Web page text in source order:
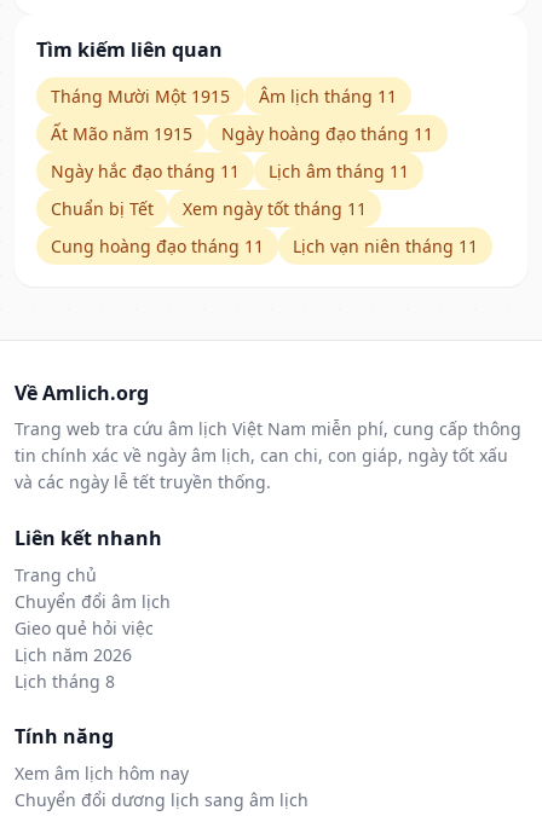
Tìm kiếm liên quan
Tháng Mười Một 1915
Âm lịch tháng 11
Ất Mão năm 1915
Ngày hoàng đạo tháng 11
Ngày hắc đạo tháng 11
Lịch âm tháng 11
Chuẩn bị Tết
Xem ngày tốt tháng 11
Cung hoàng đạo tháng 11
Lịch vạn niên tháng 11
Về Amlich.org
Trang web tra cứu âm lịch Việt Nam miễn phí, cung cấp thông
tin chính xác về ngày âm lịch, can chi, con giáp, ngày tốt xấu
và các ngày lễ tết truyền thống.
Liên kết nhanh
Trang chủ
Chuyển đổi âm lịch
Gieo quẻ hỏi việc
Lịch năm 2026
Lịch tháng 8
Tính năng
Xem âm lịch hôm nay
Chuyển đổi dương lịch sang âm lịch